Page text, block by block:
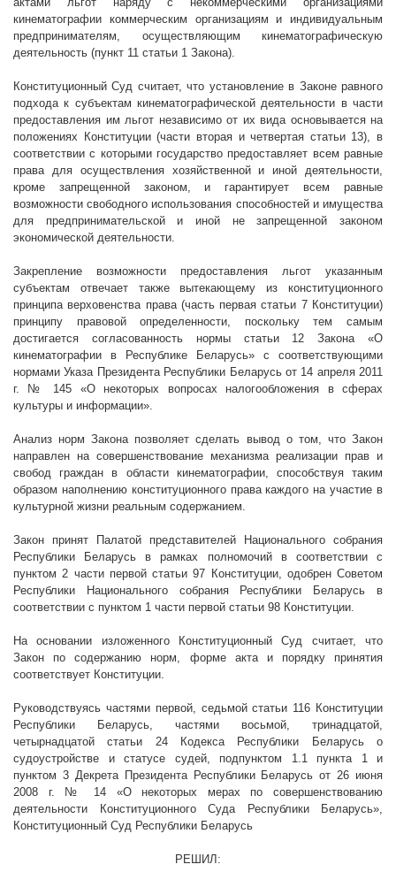
кинематографии коммерческим организациям и индивидуальным
предпринимателям, осуществляющим кинематографическую
деятельность (пункт 11 статьи 1 Закона).
Конституционный Суд считает, что установление в Законе равного
подхода к субъектам кинематографической деятельности в части
предоставления им льгот независимо от их вида основывается на
положениях Конституции (части вторая и четвертая статьи 13), в
соответствии с которыми государство предоставляет всем равные
права для осуществления хозяйственной и иной деятельности,
кроме запрещенной законом, и гарантирует всем равные
возможности свободного использования способностей и имущества
для предпринимательской и иной не запрещенной законом
экономической деятельности.
Закрепление возможности предоставления льгот указанным
субъектам отвечает также вытекающему из конституционного
принципа верховенства права (часть первая статьи 7 Конституции)
принципу правовой определенности, поскольку тем самым
достигается согласованность нормы статьи 12 Закона «О
кинематографии в Республике Беларусь» с соответствующими
нормами Указа Президента Республики Беларусь от 14 апреля 2011
г. № 145 «О некоторых вопросах налогообложения в сферах
культуры и информации».
Анализ норм Закона позволяет сделать вывод о том, что Закон
направлен на совершенствование механизма реализации прав и
свобод граждан в области кинематографии, способствуя таким
образом наполнению конституционного права каждого на участие в
культурной жизни реальным содержанием.
Закон принят Палатой представителей Национального собрания
Республики Беларусь в рамках полномочий в соответствии с
пунктом 2 части первой статьи 97 Конституции, одобрен Советом
Республики Национального собрания Республики Беларусь в
соответствии с пунктом 1 части первой статьи 98 Конституции.
На основании изложенного Конституционный Суд считает, что
Закон по содержанию норм, форме акта и порядку принятия
соответствует Конституции.
Руководствуясь частями первой, седьмойстатьи 116 Конституции
Республики Беларусь, частями восьмой, тринадцатой,
четырнадцатой статьи 24 Кодекса Республики Беларусь о
судоустройстве и статусе судей, подпунктом 1.1 пункта 1 и
пунктом 3 Декрета Президента Республики Беларусь от 26 июня
2008 г. № 14 «О некоторых мерах по совершенствованию
деятельности Конституционного Суда Республики Беларусь»,
Конституционный Суд Республики Беларусь
РЕШИЛ: